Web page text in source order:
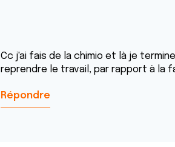
Cc j'ai fais de la chimio et là je
reprendre le travail, par rapport à la
Répondre